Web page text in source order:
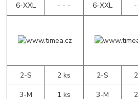
6-XXL
- - -
6-XXL
2-S
2 ks
3-M
1 ks
2-S
3-M